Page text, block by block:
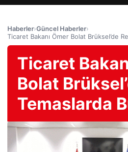
Haberler›Güncel Haberler›
Ticaret Bakanı Ömer Bolat Brüksel’de
Ticaret
Bolat
Temaslarda